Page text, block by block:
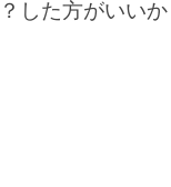
した方がいいか